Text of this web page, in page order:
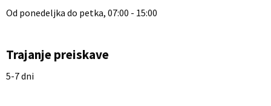
Od ponedeljka do petka, 07:00 - 15:00
Trajanje preiskave
5-7 dni